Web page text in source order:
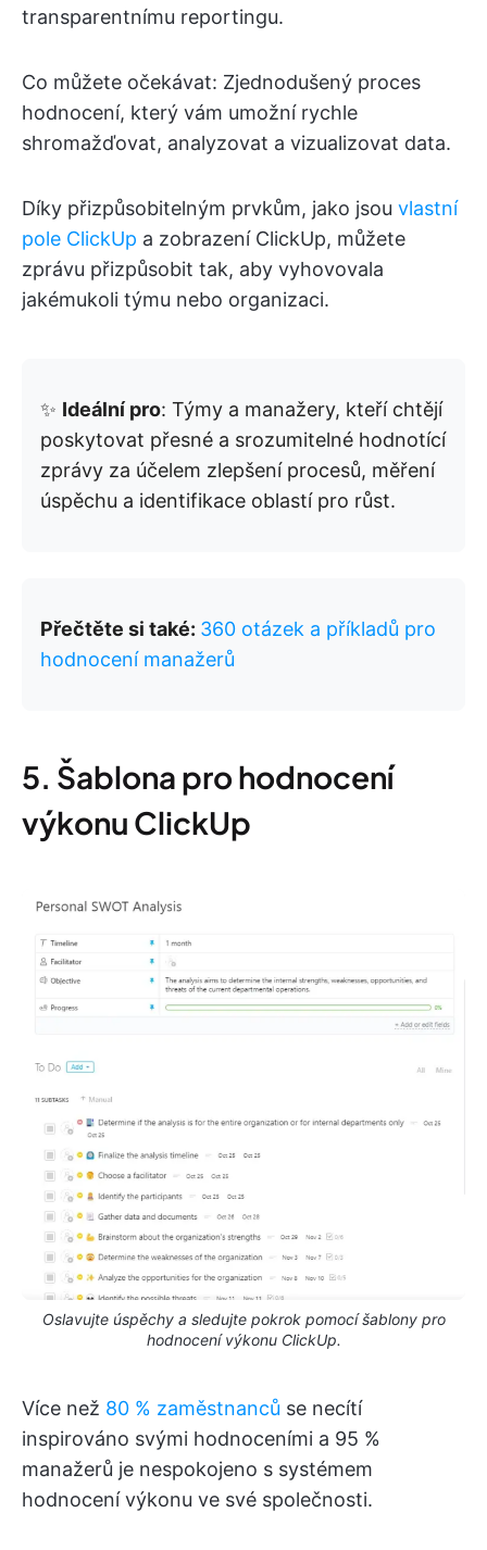
transparentnímu reportingu.
Co můžete očekávat: Zjednodušený proces
hodnocení, který vám umožní rychle
shromažďovat, analyzovat a vizualizovat data.
Díky přizpůsobitelným prvkům, jako jsou vlastní
pole ClickUp a zobrazení ClickUp, můžete
zprávu přizpůsobit tak, aby vyhovovala
jakémukoli týmu nebo organizaci.
✨ Ideální pro: Týmy a manažery, kteří chtějí
poskytovat přesné a srozumitelné hodnotící
zprávy za účelem zlepšení procesů, měření
úspěchu a identifikace oblastí pro růst.
Přečtěte si také: 360 otázek a příkladů pro
hodnocení manažerů
5. Šablona pro hodnocení
výkonu ClickUp
Oslavujte úspěchy a sledujte pokrok pomocí šablony pro
hodnocení výkonu ClickUp.
Více než 80 % zaměstnanců se necítí
inspirováno svými hodnoceními a 95 %
manažerů je nespokojeno s systémem
hodnocení výkonu ve své společnosti.